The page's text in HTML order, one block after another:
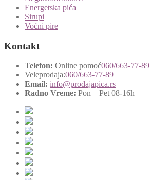
Energetska pića
Sirupi
Voćni pire
Kontakt
Telefon: Online pomoć060/663-77-89
Veleprodaja:060/663-77-89
Email: info@prodajapica.rs
Radno Vreme: Pon – Pet 08-16h